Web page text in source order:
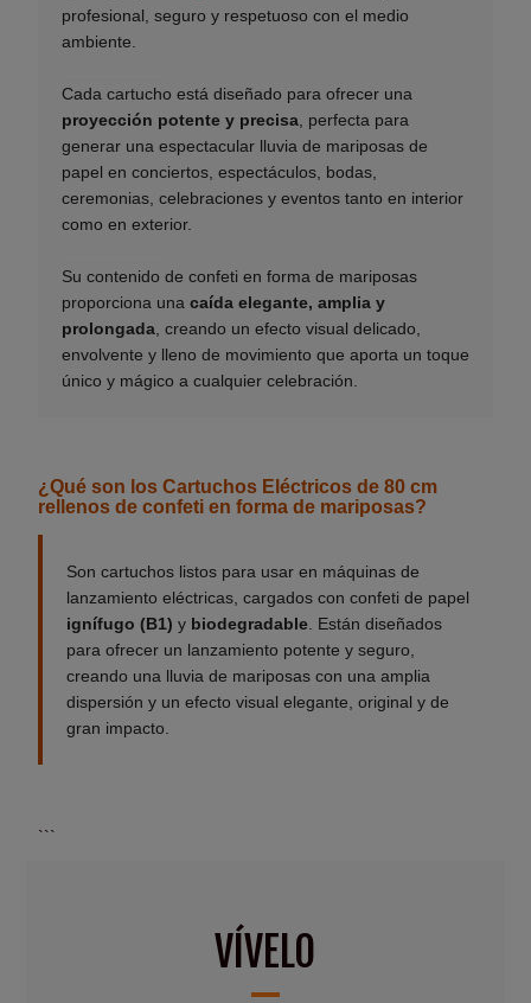
profesional, seguro y respetuoso con el medio
ambiente.
Cada cartucho está diseñado para ofrecer una
proyección potente y precisa, perfecta para
generar una espectacular lluvia de mariposas de
papel en conciertos, espectáculos, bodas,
ceremonias, celebraciones y eventos tanto en interior
como en exterior.
Su contenido de confeti en forma de mariposas
proporciona una caída elegante, amplia y
prolongada, creando un efecto visual delicado,
envolvente y lleno de movimiento que aporta un toque
único y mágico a cualquier celebración.
¿Qué son los Cartuchos Eléctricos de 80 cm
rellenos de confeti en forma de mariposas?
Son cartuchos listos para usar en máquinas de
lanzamiento eléctricas, cargados con confeti de papel
ignífugo (B1) y biodegradable. Están diseñados
para ofrecer un lanzamiento potente y seguro,
creando una lluvia de mariposas con una amplia
dispersión y un efecto visual elegante, original y de
gran impacto.
```
VÍVELO